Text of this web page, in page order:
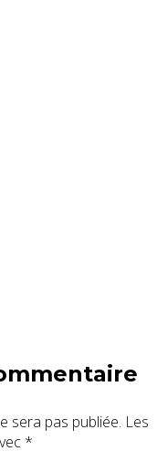
sera pas publiée. Les
*